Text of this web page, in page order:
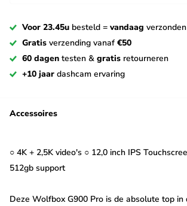
Voor 23.45u besteld = vandaag verzonden
Gratis verzending vanaf €50
60 dagen testen & gratis retourneren
+10 jaar dashcam ervaring
Accessoires
○ 4K + 2,5K video's ○ 12,0 inch IPS
512gb support
Deze Wolfbox G900 Pro is de absolute top in